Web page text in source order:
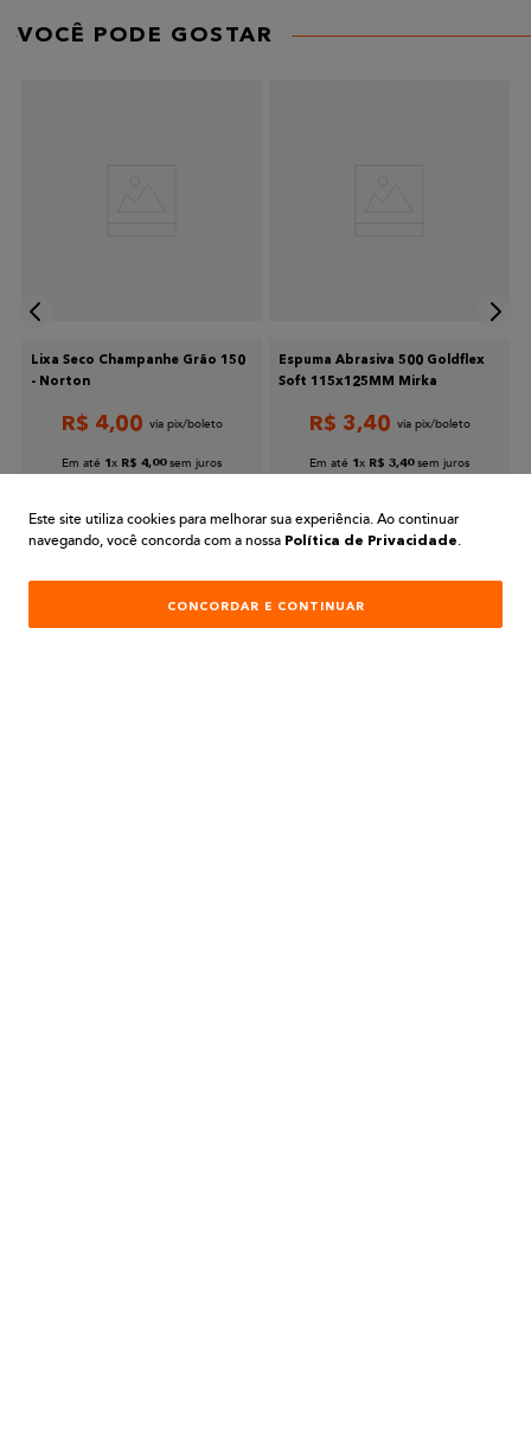
★ ★★★★
Enviar avaliação
VOCÊ PODE GOSTAR
Lixa Seco Champanhe Grão 150
- Norton
R$ 4,00
Em até 1 x R$ 4 ,00 sem juros
Espuma Abrasiva 500 Goldflex
Soft 115x125MM Mirka
R$ 3,40
Em até 1 x R$ 3,40 sem juros
Este site utiliza cookies para melhorar sua experiência. Ao continuar
navegando, você concorda com a nossa Política de Privacidade.
CONCORDAR E CONTINUAR